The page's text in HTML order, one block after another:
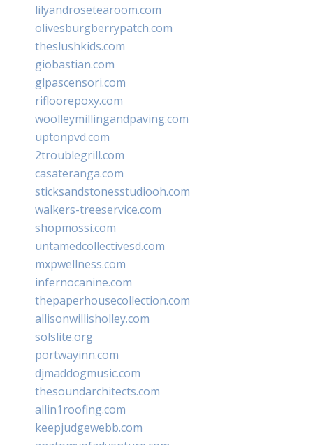
lilyandrosetearoom.com
olivesburgberrypatch.com
theslushkids.com
giobastian.com
glpascensori.com
rifloorepoxy.com
woolleymillingandpaving.com
uptonpvd.com
2troublegrill.com
casateranga.com
sticksandstonesstudiooh.com
walkers-treeservice.com
shopmossi.com
untamedcollectivesd.com
mxpwellness.com
infernocanine.com
thepaperhousecollection.com
allisonwillisholley.com
solslite.org
portwayinn.com
djmaddogmusic.com
thesoundarchitects.com
allin1roofing.com
keepjudgewebb.com